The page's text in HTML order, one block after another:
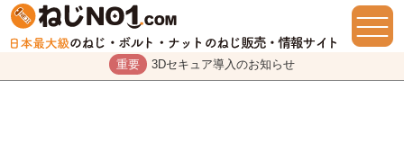
重要 3Dセキュア導入のお知らせ